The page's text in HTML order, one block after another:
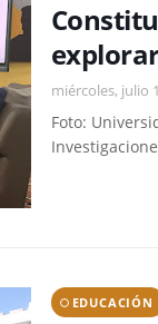
miércoles, julio
Foto:
EDUCACIÓN